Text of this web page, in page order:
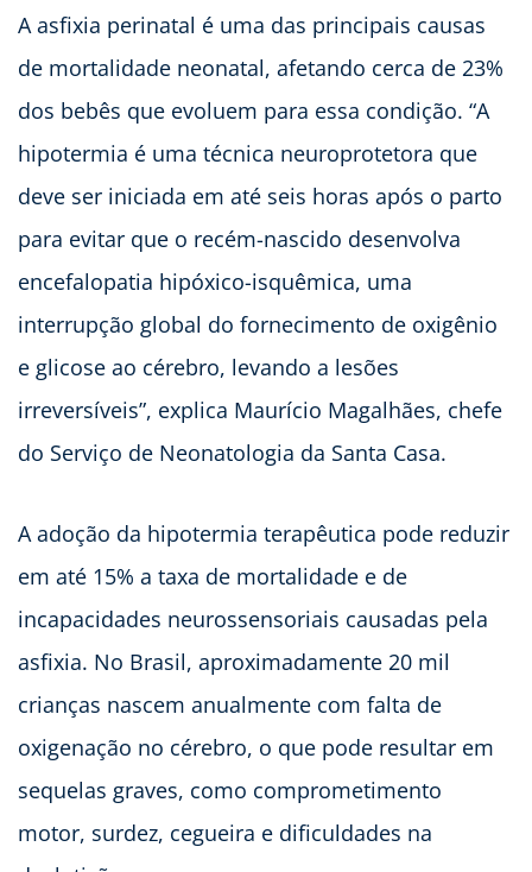
A asfixia perinatal é uma das principais causas
de mortalidade neonatal, afetando cerca de 23%
dos bebês que evoluem para essa condição. “A
hipotermia é uma técnica neuroprotetora que
deve ser iniciada em até seis horas após o parto
para evitar que o recém-nascido desenvolva
encefalopatia hipóxico-isquêmica, uma
interrupção global do fornecimento de oxigênio
e glicose ao cérebro, levando a lesões
irreversíveis”, explica Maurício Magalhães, chefe
do Serviço de Neonatologia da Santa Casa.
A adoção da hipotermia terapêutica pode reduzir
em até 15% a taxa de mortalidade e de
incapacidades neurossensoriais causadas pela
asfixia. No Brasil, aproximadamente 20 mil
crianças nascem anualmente com falta de
oxigenação no cérebro, o que pode resultar em
sequelas graves, como comprometimento
motor, surdez, cegueira e dificuldades na